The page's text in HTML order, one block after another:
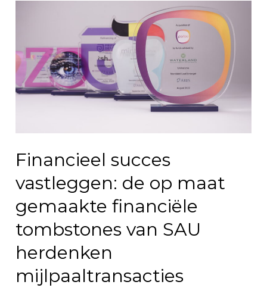
Financieel succes
vastleggen: de op maat
gemaakte financiële
tombstones van SAU
herdenken
mijlpaaltransacties